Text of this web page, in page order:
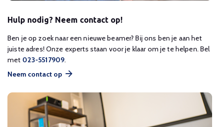
Hulp nodig? Neem contact op!
Ben je op zoek naar een nieuwe beamer? Bij ons ben je aan het
juiste adres! Onze experts staan voor je klaar om je te helpen. Bel
met 023-5517909.
Neem contact op